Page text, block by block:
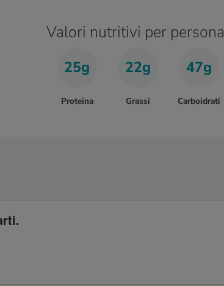
Valori nutritivi per persona
25g
Proteina
22g
Grassi
47g
Carboidrati